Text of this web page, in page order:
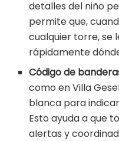
detalles del niño
permite que,
cualquier torre, se
rápidamente
Código de
como en Villa
blanca para
Esto ayuda a que
alertas y